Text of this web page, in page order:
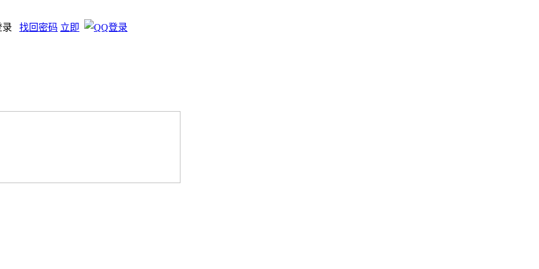
录 找回密码 立即